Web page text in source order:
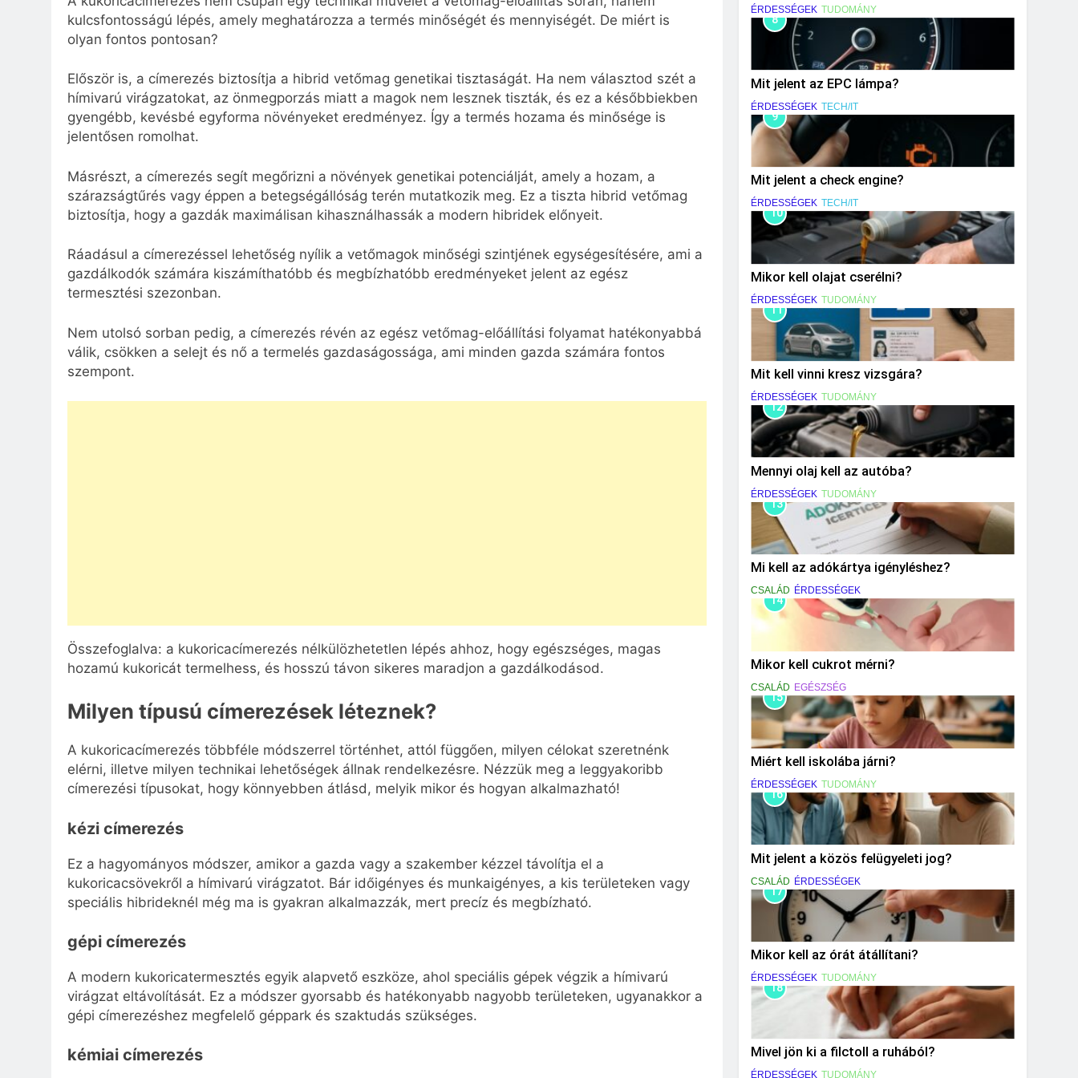
kulcsfontosságú lépés, amely meghatározza a termés minőségét és mennyiségét. De miért is
olyan fontos pontosan?
Először is, a címerezés biztosítja a hibrid vetőmag genetikai tisztaságát. Ha nem választod szét a
hímivarú virágzatokat, az önmegporzás miatt a magok nem lesznek tiszták, és ez a későbbiekben
gyengébb, kevésbé egyforma növényeket eredményez. Így a termés hozama és minősége is
jelentősen romolhat.
Másrészt, a címerezés segít megőrizni a növények genetikai potenciálját, amely a hozam, a
szárazságtűrés vagy éppen a betegségállóság terén mutatkozik meg. Ez a tiszta hibrid vetőmag
biztosítja, hogy a gazdák maximálisan kihasználhassák a modern hibridek előnyeit.
Ráadásul a címerezéssel lehetőség nyílik a vetőmagok minőségi szintjének egységesítésére, ami a
gazdálkodók számára kiszámíthatóbb és megbízhatóbb eredményeket jelent az egész
termesztési szezonban.
Nem utolsó sorban pedig, a címerezés révén az egész vetőmag-előállítási folyamat hatékonyabbá
válik, csökken a selejt és nő a termelés gazdaságossága, ami minden gazda számára fontos
szempont.
Összefoglalva: a kukoricacímerezés nélkülözhetetlen lépés ahhoz, hogy egészséges, magas
hozamú kukoricát termelhess, és hosszú távon sikeres maradjon a gazdálkodásod.
Milyen típusú címerezések léteznek?
A kukoricacímerezés többféle módszerrel történhet, attól függően, milyen célokat szeretnénk
elérni, illetve milyen technikai lehetőségek állnak rendelkezésre. Nézzük meg a leggyakoribb
címerezési típusokat, hogy könnyebben átlásd, melyik mikor és hogyan alkalmazható!
kézi címerezés
Ez a hagyományos módszer, amikor a gazda vagy a szakember kézzel távolítja el a
kukoricacsövekről a hímivarú virágzatot. Bár időigényes és munkaigényes, a kis területeken vagy
speciális hibrideknél még ma is gyakran alkalmazzák, mert precíz és megbízható.
gépi címerezés
A modern kukoricatermesztés egyik alapvető eszköze, ahol speciális gépek végzik a hímivarú
virágzat eltávolítását. Ez a módszer gyorsabb és hatékonyabb nagyobb területeken, ugyanakkor a
gépi címerezéshez megfelelő géppark és szaktudás szükséges.
kémiai címerezés
ÉRDESSÉGEK TUDOMÁNY
8
Mit jelent az EPC lámpa?
ÉRDESSÉGEK TECH/IT
9
Mit jelent a check engine?
ÉRDESSÉGEK TECH/IT
10
Mikor kell olajat cserélni?
ÉRDESSÉGEK TUDOMÁNY
11
Mit kell vinni kresz vizsgára?
ÉRDESSÉGEK TUDOMÁNY
12
Mennyi olaj kell az autóba?
ÉRDESSÉGEK TUDOMÁNY
13
Mi kell az adókártya igényléshez?
CSALÁD ÉRDESSÉGEK
14
Mikor kell cukrot mérni?
CSALÁD EGÉSZSÉG
15
Miért kell iskolába járni?
ÉRDESSÉGEK TUDOMÁNY
16
Mit jelent a közös felügyeleti jog?
CSALÁD ÉRDESSÉGEK
17
Mikor kell az órát átállítani?
ÉRDESSÉGEK TUDOMÁNY
18
Mivel jön ki a filctoll a ruhából?
ÉRDESSÉGEK TUDOMÁNY